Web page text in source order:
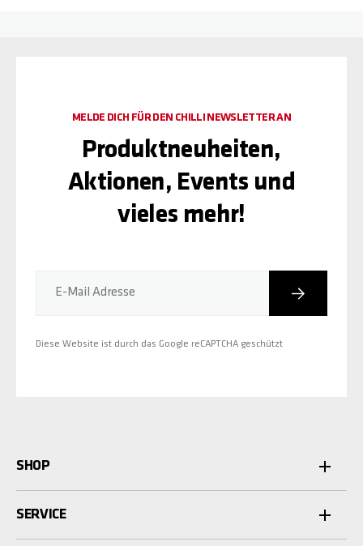
E-Mail Adresse
Diese Website ist durch das Google reCAPTCHA geschützt
MELDE DICH FÜR DEN CHILLI NEWSLETTER AN
Produktneuheiten,
Aktionen, Events und
vieles mehr!
SHOP
SERVICE